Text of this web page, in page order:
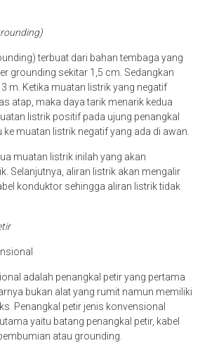
terbuat dari bahan tembaga yang
grounding sekitar 1,5 cm. Sedangkan
m. Ketika muatan listrik yang negatif
atap, maka daya tarik menarik kedua
listrik positif pada ujung penangkal
muatan listrik negatif yang ada di awan.
muatan listrik inilah yang akan
Selanjutnya, aliran listrik akan mengalir
konduktor sehingga aliran listrik tidak
adalah penangkal petir yang pertama
bukan alat yang rumit namun memiliki
Penangkal petir jenis konvensional
yaitu batang penangkal petir, kabel
atau grounding.